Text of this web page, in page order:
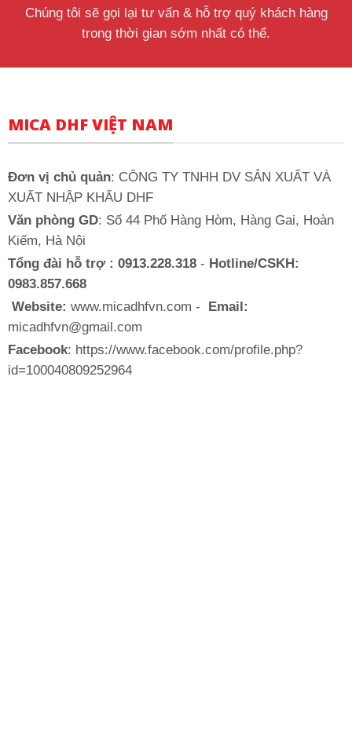
Chúng tôi sẽ gọi lại tư vấn & hỗ trợ quý khách hàng
trong thời gian sớm nhất có thể.
MICA DHF VIỆT NAM
Đơn vị chủ quản: CÔNG TY TNHH DV SẢN XUẤT VÀ
XUẤT NHẬP KHẨU DHF
Văn phòng GD: Số 44 Phố Hàng Hòm, Hàng Gai, Hoàn
Kiếm, Hà Nội
Tổng đài hỗ trợ : 0913.228.318- Hotline/CSKH:
0983.857.668
Website: www.micadhfvn.com -
Email:
micadhfvn@gmail.com
Facebook: https://www.facebook.com/profile.php?
id=100040809252964